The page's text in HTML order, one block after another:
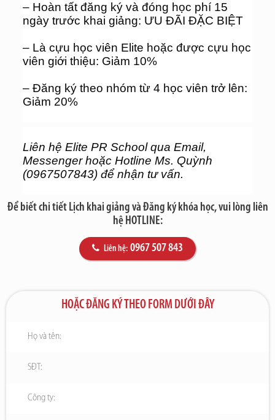
– Hoàn tất đăng ký và đóng học phí 15
ngày trước khai giảng: ƯU ĐÃI ĐẶC BIỆT
– Là cựu học viên Elite hoặc được cựu học
viên giới thiệu: Giảm 10%
– Đăng ký theo nhóm từ 4 học viên trở lên:
Giảm 20%
Liên hệ Elite PR School qua Email,
Messenger hoặc Hotline Ms. Quỳnh
(0967507843) để nhận tư vấn.
Để biết chi tiết Lịch khai giảng và Đăng ký khóa học, vui lòng liên
hệ HOTLINE:
Liên hệ: 0967 507 843
HOẶC ĐĂNG KÝ THEO FORM DƯỚI ĐÂY